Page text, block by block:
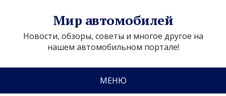
Мир автомобилей
Новости, обзоры, советы и многое другое на
нашем автомобильном портале!
МЕНЮ